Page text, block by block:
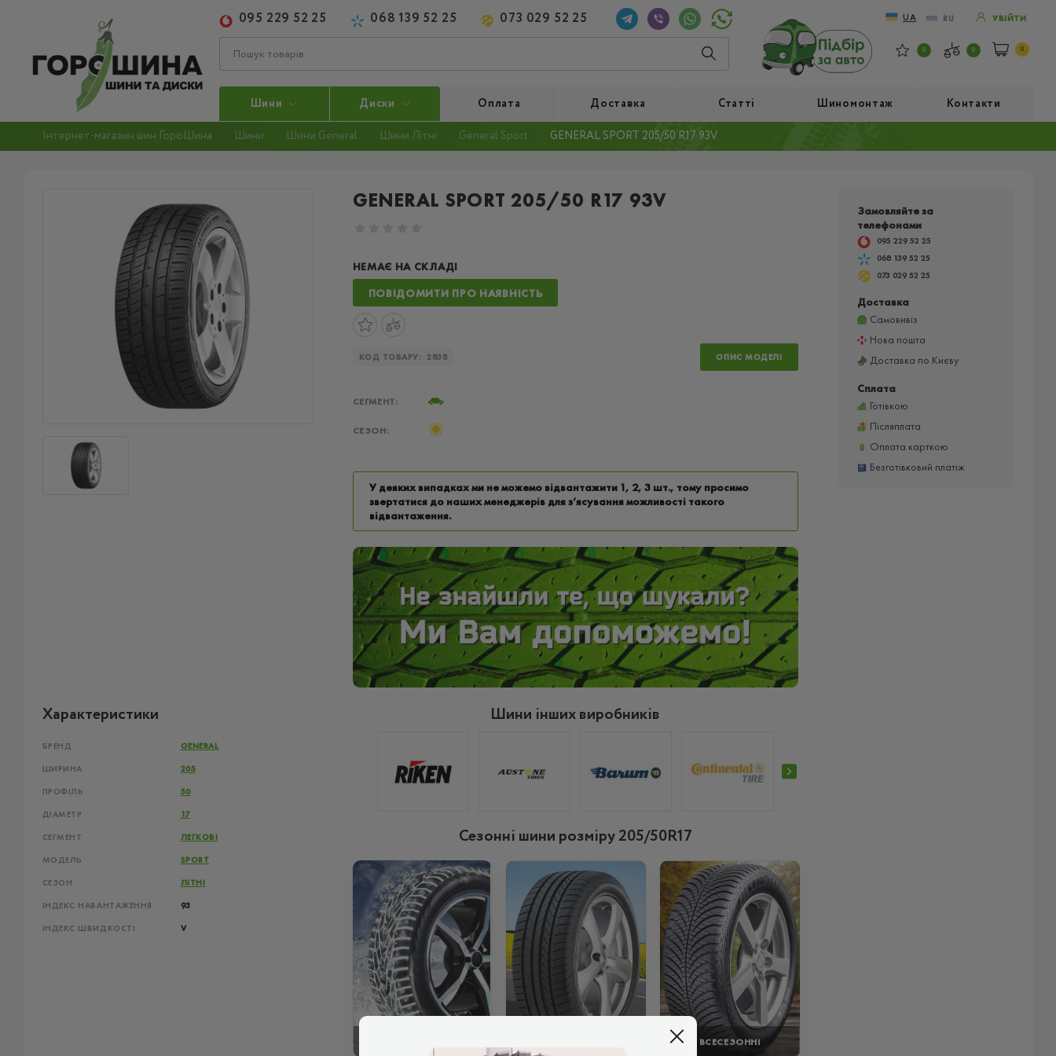
095 229 52 25 068 139 52 25 073 029 52 25 UA RU УВІЙТИ
0 0 0
Шини Диски Оплата Доставка Статті Шиномонтаж Контакти
Інтернет-магазин шин ГороШина Шини Шини General Шини Літні General Sport GENERAL SPORT 205/50 R17 93V
GENERAL SPORT 205/50 R17 93V
НЕМАЄ НА СКЛАДІ
ПОВІДОМИТИ ПРО НАЯВНІСТЬ
КОД ТОВАРУ: 2838 ОПИС МОДЕЛІ
СЕГМЕНТ:
СЕЗОН:
У деяких випадках ми не можемо відвантажити 1, 2, 3 шт., тому просимо
звертатися до наших менеджерів для з’ясування можливості такого
відвантаження.
Замовляйте за
телефонами
095 229 52 25
068 139 52 25
073 029 52 25
Доставка
Самовивіз
Нова пошта
Доставка по Києву
Сплата
Готівкою
Післяплата
Оплата карткою
Безготівковий платіж
Характеристики
БРЕНД GENERAL
ШИРИНА 205
ПРОФІЛЬ 50
ДІАМЕТР 17
СЕГМЕНТ ЛЕГКОВІ
МОДЕЛЬ SPORT
СЕЗОН ЛІТНІ
ІНДЕКС НАВАНТАЖЕННЯ 93
ІНДЕКС ШВИДКОСТІ V
Шини інших виробників
Сезонні шини розміру 205/50R17
ВСЕСЕЗОННІ